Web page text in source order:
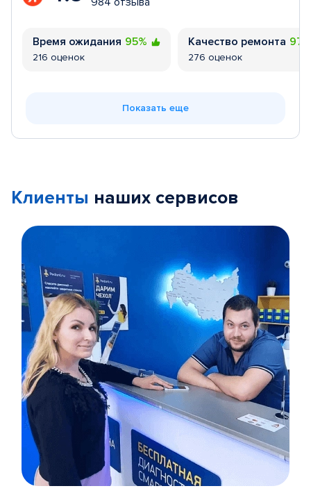
Время ожидания 95%
216 оценок
Качество ремонта
276 оценок
Показать еще
Клиенты наших сервисов